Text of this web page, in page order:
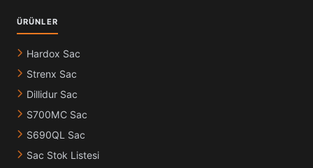
ÜRÜNLER
Hardox Sac
Strenx Sac
Dillidur Sac
S700MC Sac
S690QL Sac
Sac Stok Listesi